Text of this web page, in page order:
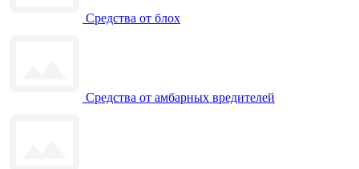
Средства от блох
Средства от амбарных вредителей